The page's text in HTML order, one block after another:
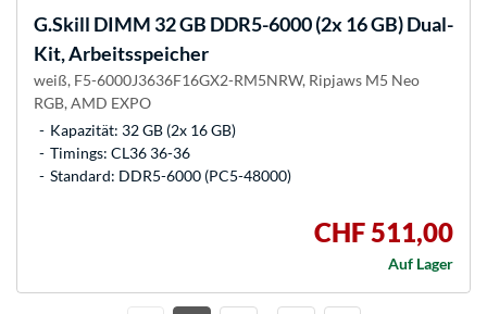
G.Skill DIMM 32 GB DDR5-6000 (2x 16 GB) Dual-
Kit, Arbeitsspeicher
weiß, F5-6000J3636F16GX2-RM5NRW, Ripjaws M5 Neo
RGB, AMD EXPO
Kapazität: 32 GB (2x 16 GB)
Timings: CL36 36-36
Standard: DDR5-6000 (PC5-48000)
CHF 511,00
Auf Lager